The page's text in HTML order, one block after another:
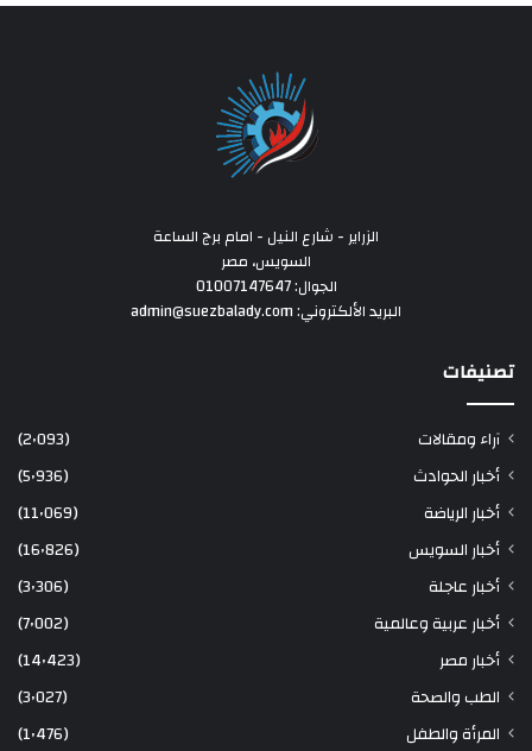
الزراير - شارع النيل - امام برج الساعة
السويس، مصر
الجوال: 01007147647
البريد الألكتروني: admin@suezbalady.com
تصنيفات
آراء ومقالات
(2٬093)
أخبار الحوادث
(5٬936)
أخبار الرياضة
(11٬069)
أخبار السويس
(16٬826)
أخبار عاجلة
(3٬306)
أخبار عربية وعالمية
(7٬002)
أخبار مصر
(14٬423)
الطب والصحة
(3٬027)
المرأة والطفل
(1٬476)